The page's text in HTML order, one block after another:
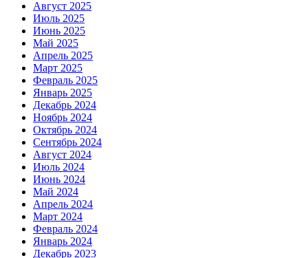
Август 2025
Июль 2025
Июнь 2025
Май 2025
Апрель 2025
Март 2025
Февраль 2025
Январь 2025
Декабрь 2024
Ноябрь 2024
Октябрь 2024
Сентябрь 2024
Август 2024
Июль 2024
Июнь 2024
Май 2024
Апрель 2024
Март 2024
Февраль 2024
Январь 2024
Декабрь 2023